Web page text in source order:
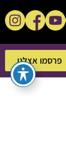
פרסמו אצלנו
פרסמו אצלנו